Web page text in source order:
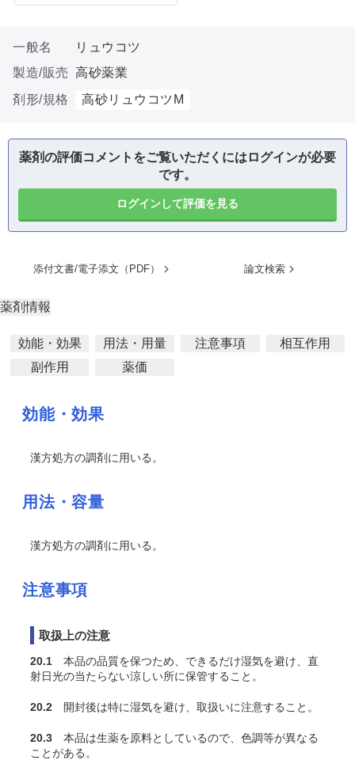
一般名
リュウコツ
製造/販売 高砂薬業
剤形/規格
高砂リュウコツM
薬剤の評価コメントをご覧いただくにはログインが必要
です。
ログインして評価を見る
添付文書/電子添文（PDF） 論文検索
薬剤情報
効能・効果 用法・用量 注意事項
相互作用
副作用
薬価
効能・効果
漢方処方の調剤に用いる。
用法・容量
漢方処方の調剤に用いる。
注意事項
取扱上の注意
20.1 本品の品質を保つため、できるだけ湿気を避け、直
射日光の当たらない涼しい所に保管すること。
20.2 開封後は特に湿気を避け、取扱いに注意すること。
20.3 本品は生薬を原料としているので、色調等が異なる
ことがある。